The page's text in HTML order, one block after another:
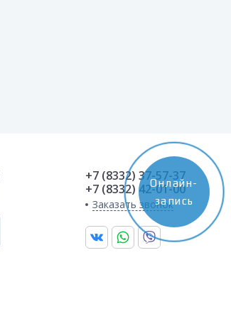
+7 (8332) 37-57-37
+7 (8332) 42-01-00
Заказать звонок
Онлайн-
запись